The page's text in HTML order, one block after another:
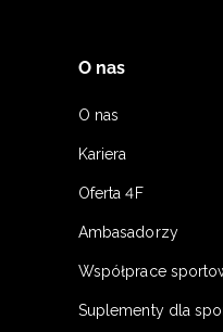
O nas
O nas
Kariera
Oferta 4F
Ambasadorzy
Współprace
Suplementy dla